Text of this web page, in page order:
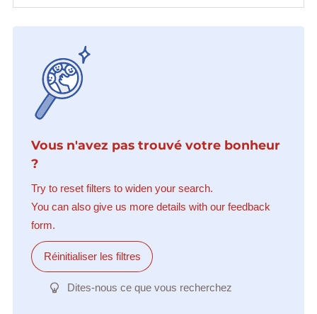
Vous n'avez pas trouvé votre bonheur
?
Try to reset filters to widen your search.
You can also give us more details with our feedback
form.
Réinitialiser les filtres
Dites-nous ce que vous recherchez